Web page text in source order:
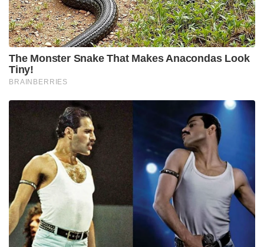
The Monster Snake That Makes Anacondas Look
Tiny!
BRAINBERRIES